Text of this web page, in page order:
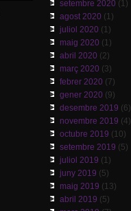
setembre 2020 (1)
agost 2020 (1)
juliol 2020 (1)
maig 2020 (1)
abril 2020 (2)
març 2020 (3)
febrer 2020 (7)
gener 2020 (9)
desembre 2019 (6)
novembre 2019 (4)
octubre 2019 (10)
setembre 2019 (5)
juliol 2019 (1)
juny 2019 (5)
maig 2019 (13)
abril 2019 (5)